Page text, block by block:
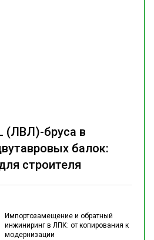
Импортозамещение и обратный
инжиниринг в ЛПК: от копирования к
модернизации
(ЛВЛ)-бруса в
балок:
строителя